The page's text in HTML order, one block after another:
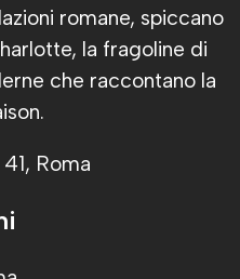
romane, spiccano
la fragoline di
che raccontano la
Roma